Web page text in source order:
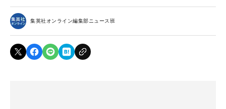
集英社オンライン編集部ニュース班